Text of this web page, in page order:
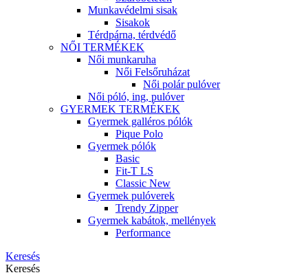
Munkavédelmi sisak
Sisakok
Térdpárna, térdvédő
NŐI TERMÉKEK
Női munkaruha
Női Felsőruházat
Női polár pulóver
Női póló, ing, pulóver
GYERMEK TERMÉKEK
Gyermek galléros pólók
Pique Polo
Gyermek pólók
Basic
Fit-T LS
Classic New
Gyermek pulóverek
Trendy Zipper
Gyermek kabátok, mellények
Performance
Keresés
Keresés